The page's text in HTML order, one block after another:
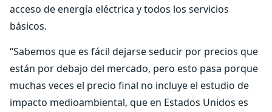
acceso de energía eléctrica y todos los servicios
básicos.
“Sabemos que es fácil dejarse seducir por precios que
están por debajo del mercado, pero esto pasa porque
muchas veces el precio final no incluye el estudio de
impacto medioambiental, que en Estados Unidos es